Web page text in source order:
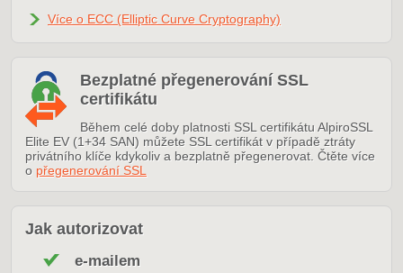
Více o ECC (Elliptic Curve Cryptography)
Bezplatné přegenerování SSL
certifikátu
Během celé doby platnosti SSL certifikátu AlpiroSSL
Elite EV (1+34 SAN) můžete SSL certifikát v případě ztráty
privátního klíče kdykoliv a bezplatně přegenerovat. Čtěte více
o přegenerování SSL
Jak autorizovat
e-mailem